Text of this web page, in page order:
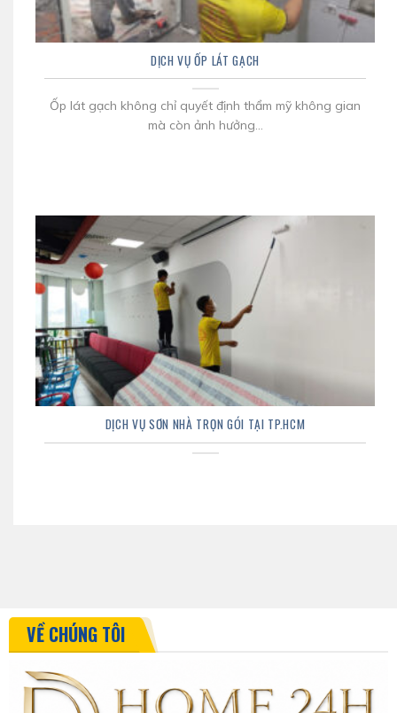
DỊCH VỤ ỐP LÁT GẠCH
Ốp lát gạch không chỉ quyết định thẩm mỹ không gian
mà còn ảnh hưởng...
DỊCH VỤ SƠN NHÀ TRỌN GÓI TẠI TP.HCM
VỀ CHÚNG TÔI